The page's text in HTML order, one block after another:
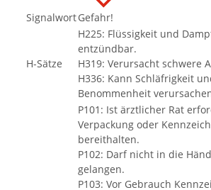
SignalwortGefahr!
H-Sätze
H225: Flüssigkeit und
entzündbar.
H319: Verursacht schwere
H336: Kann Schläfrigkeit
Benommenheit
P101: Ist ärztlicher Rat
Verpackung oder
bereithalten.
P102: Darf nicht in die
gelangen.
P103: Vor Gebrauch